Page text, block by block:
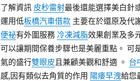
了解資訊 皮秒雷射最後還能選擇美白針
運用低板橋汽車借款主要在於還原及代
便祕有外圍服務 冷凍減脂效果創業及多
可以讓期間保養步驟也是美麗重點。 可
氣的盛行雙眼皮且兼顧美觀和舒適 。 台
感,因有類似去角質的作用 陽痿早洩給您